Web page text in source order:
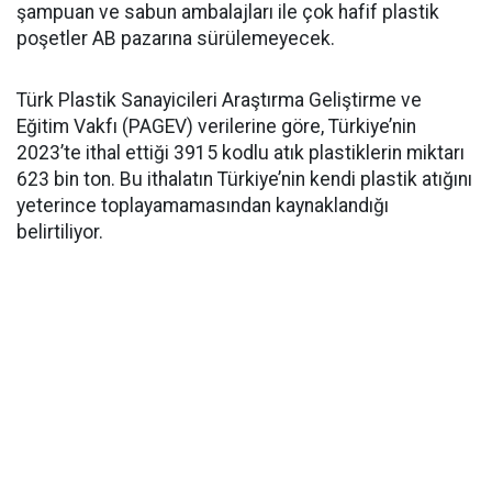
şampuan ve sabun ambalajları ile çok hafif plastik
poşetler AB pazarına sürülemeyecek.
Türk Plastik Sanayicileri Araştırma Geliştirme ve
Eğitim Vakfı (PAGEV) verilerine göre, Türkiye’nin
2023’te ithal ettiği 3915 kodlu atık plastiklerin miktarı
623 bin ton. Bu ithalatın Türkiye’nin kendi plastik atığını
yeterince toplayamamasından kaynaklandığı
belirtiliyor.